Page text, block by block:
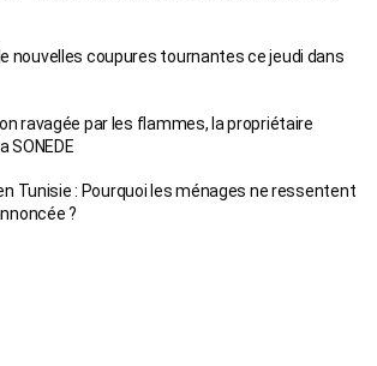
nouvelles coupures tournantes ce jeudi dans
ravagée par les flammes, la propriétaire
SONEDE
Tunisie : Pourquoi les ménages ne ressentent
?